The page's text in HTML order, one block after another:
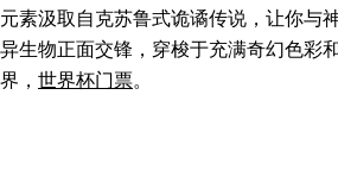
元素汲取自克苏鲁式诡谲传说，让你与
异生物正面交锋，穿梭于充满奇幻色彩
界， 世界杯门票。